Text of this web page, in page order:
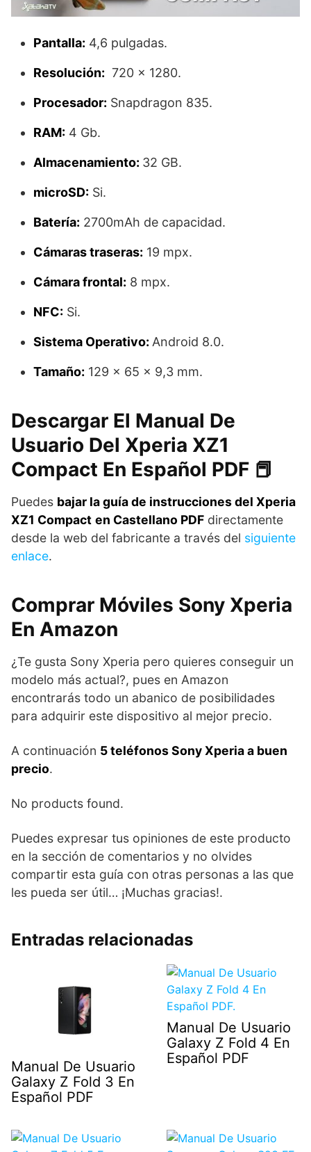
Pantalla: 4,6 pulgadas.
Resolución: 720 x 1280.
Procesador: Snapdragon 835.
RAM: 4 Gb.
Almacenamiento: 32 GB.
microSD: Si.
Batería: 2700mAh de capacidad.
Cámaras traseras: 19 mpx.
Cámara frontal: 8 mpx.
NFC: Si.
Sistema Operativo: Android 8.0.
Tamaño: 129 x 65 x 9,3 mm.
Descargar El Manual De
Usuario Del Xperia XZ1
Compact En Español PDF 📕
Puedes bajar la guía de instrucciones del Xperia
XZ1 Compact en Castellano PDF directamente
desde la web del fabricante a través del siguiente
enlace.
Comprar Móviles Sony Xperia
En Amazon
¿Te gusta Sony Xperia pero quieres conseguir un
modelo más actual?, pues en Amazon
encontrarás todo un abanico de posibilidades
para adquirir este dispositivo al mejor precio.
A continuación 5 teléfonos Sony Xperia a buen
precio.
No products found.
Puedes expresar tus opiniones de este producto
en la sección de comentarios y no olvides
compartir esta guía con otras personas a las que
les pueda ser útil… ¡Muchas gracias!.
Entradas relacionadas
Manual De Usuario
Galaxy Z Fold 3 En
Español PDF
Manual De Usuario
Galaxy Z Fold 4 En
Español PDF